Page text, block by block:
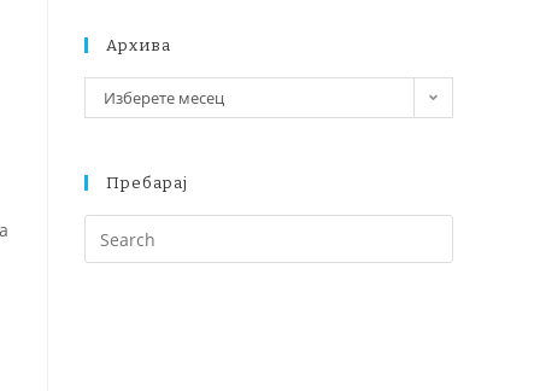
Архива
Изберете месец
Пребарај